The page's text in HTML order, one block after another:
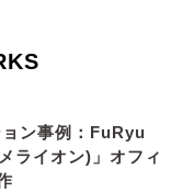
ン事例：FuRyu
ライオン)」オフィ